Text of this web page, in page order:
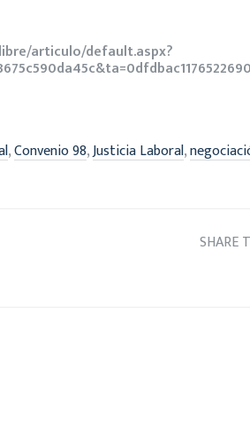
articulo/default.aspx?
,Convenio 98,Justicia Laboral,
SHARE